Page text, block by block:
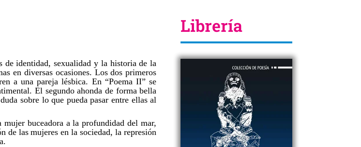
de identidad, sexualidad y la historia de la
en diversas ocasiones. Los dos primeros
a una pareja lésbica. En “Poema II”​​se
. El segundo ahonda de forma bella
sobre lo que pueda pasar entre ellas al
buceadora a la profundidad del mar,
de las ​​mujeres en la sociedad, la represión
Librería